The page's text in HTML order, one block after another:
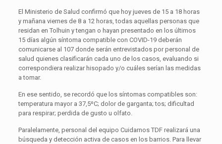
El Ministerio de Salud confirmó que hoy jueves de 15 a 18 horas
y mañana viernes de 8 a 12 horas, todas aquellas personas que
residan en Tolhuin y tengan o hayan presentado en los últimos
15 días algún síntoma compatible con COVID-19 deberán
comunicarse al 107 donde serán entrevistados por personal de
salud quienes clasificarán cada uno de los casos, evaluando si
correspondiera realizar hisopado y/o cuáles serían las medidas
a tomar.
En ese sentido, se recordó que los síntomas compatibles son:
temperatura mayor a 37,5ºC; dolor de garganta; tos; dificultad
para respirar; perdida de gusto u olfato.
Paralelamente, personal del equipo Cuidarnos TDF realizará una
búsqueda y detección activa de casos en los barrios. Para llevar